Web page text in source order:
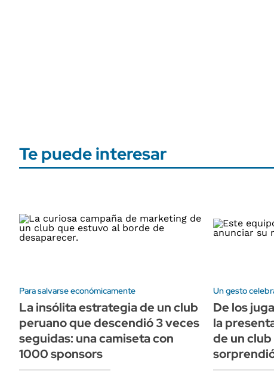
Te puede interesar
Para salvarse económicamente
La insólita estrategia de un club
peruano que descendió 3 veces
seguidas: una camiseta con
1000 sponsors
Un gesto
De los
la
de un